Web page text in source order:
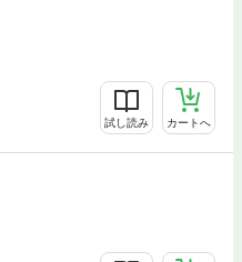
試し読み カートへ